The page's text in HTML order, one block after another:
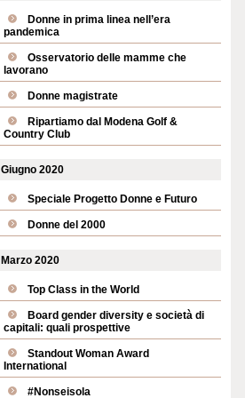
Donne in prima linea nell’era
pandemica
Osservatorio delle mamme che
lavorano
Donne magistrate
Ripartiamo dal Modena Golf &
Country Club
Giugno 2020
Speciale Progetto Donne e Futuro
Donne del 2000
Marzo 2020
Top Class in the World
Board gender diversity e società di
capitali: quali prospettive
Standout Woman Award
International
#Nonseisola